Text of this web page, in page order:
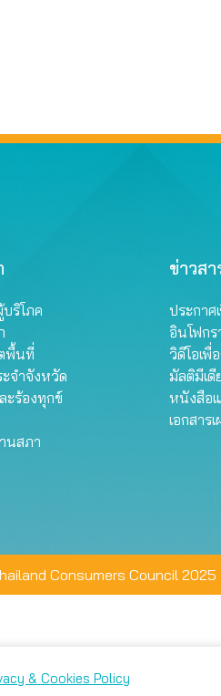
ริโภค
พื้นที่
จำจังหวัด
ะร้องทุกข์
นสภา
ข่าวส
ประกา
อินโฟก
วิดีโอเพื่
มัลติมีเดี
หนังสือ
เอกสาร
Consumers Council 2025 |
& Cookies Policy
ลือกตั้งค่าความเป็นส่วนตัวได้